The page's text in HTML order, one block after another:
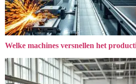
Welke machines versnellen het